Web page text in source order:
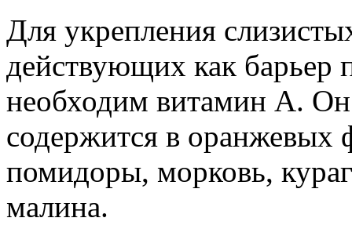
Для укрепления
действующих как барьер
необходим витамин А.
содержится в оранжевых
помидоры, морковь,
малина.